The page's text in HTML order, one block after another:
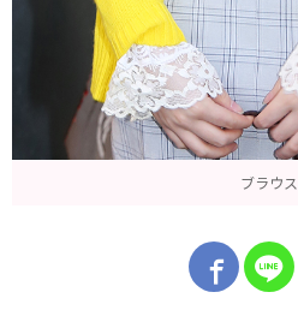
ブラウス